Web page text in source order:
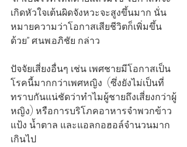
เกิดหัวใจเต้นผิดจังหวะจะสูงขึ้นมาก นั่น
หมายความว่าโอกาสเสียชีวิตก็เพิ่มขึ้น
ด้วย” ศ.นพ.อภิชัย กล่าว
ปัจจัยเสี่ยงอื่นๆ เช่น เพศชายมีโอกาสเป็น
โรคนี้มากกว่าเพศหญิง  (ซึ่งยังไม่เป็นที่
ทราบกันแน่ชัดว่าทำไมผู้ชายถึงเสี่ยงกว่าผู้
หญิง) หรือการบริโภคอาหารจำพวกข้าว
แป้ง น้ำตาล และแอลกอฮอล์จำนวนมาก
เกินไป